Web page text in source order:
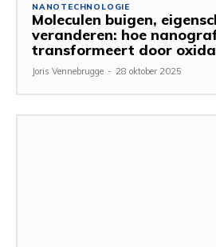
NANOTECHNOLOGIE
Moleculen buigen,
veranderen: hoe
transformeert door
Joris Vennebrugge - 28 oktober 2025